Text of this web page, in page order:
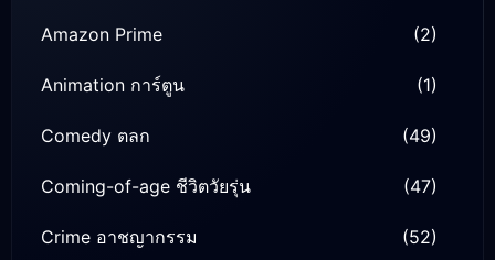
Amazon Prime (2)
Animation การ์ตูน (1)
Comedy ตลก (49)
Coming-of-age ชีวิตวัยรุ่น (47)
Crime อาชญากรรม (52)